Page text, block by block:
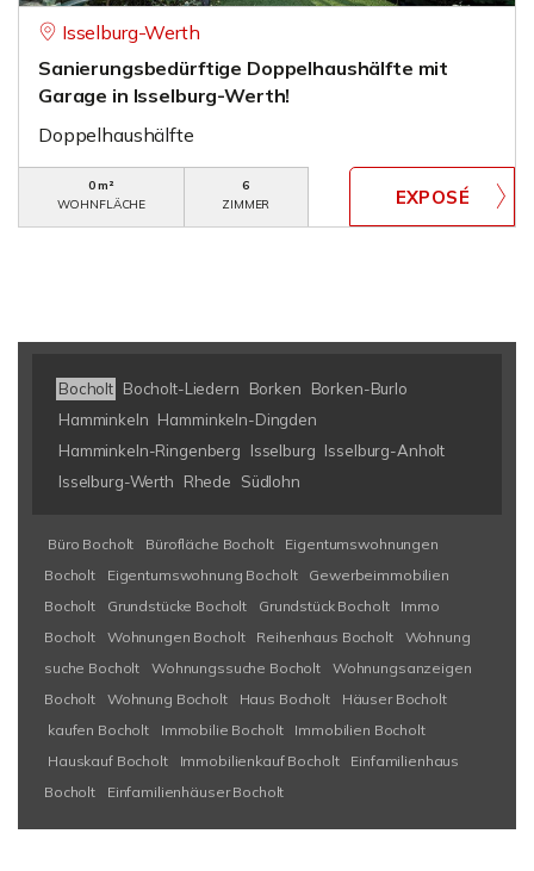
Isselburg-Werth
Sanierungsbedürftige Doppelhaushälfte mit
Garage in Isselburg-Werth!
Doppelhaushälfte
0 m²
WOHNFLÄCHE
6
ZIMMER
Bocholt Bocholt-Liedern Borken
Borken-Burlo
Hamminkeln Hamminkeln-Dingden
Hamminkeln-Ringenberg
Isselburg Isselburg-Anholt
Isselburg-Werth
Rhede Südlohn
Büro Bocholt Bürofläche Bocholt
Eigentumswohnungen
Bocholt
Eigentumswohnung Bocholt
Gewerbeimmobilien
Bocholt
Grundstücke Bocholt Grundstück Bocholt
Immo
Bocholt
Wohnungen Bocholt Reihenhaus Bocholt
Wohnung
suche Bocholt
Wohnungssuche Bocholt
Wohnungsanzeigen
Bocholt
Wohnung Bocholt Haus Bocholt
Häuser Bocholt
kaufen Bocholt
Immobilie Bocholt
Immobilien Bocholt
Hauskauf Bocholt
Immobilienkauf Bocholt
Einfamilienhaus
Bocholt
Einfamilienhäuser Bocholt